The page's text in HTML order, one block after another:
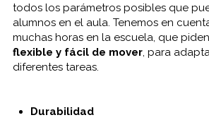
todos los parámetros posibles que
alumnos en el aula. Tenemos en
muchas horas en la escuela, que
flexible y fácil de mover, para
diferentes tareas.
Durabilidad